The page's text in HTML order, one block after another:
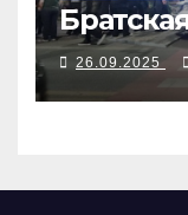
26.09.2025